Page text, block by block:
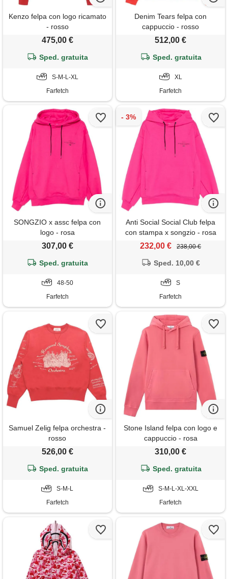
Kenzo felpa con logo ricamato
- rosso
475,00 €
Sped. gratuita
S-M-L-XL
Farfetch
Denim Tears felpa con
cappuccio - rosso
512,00 €
Sped. gratuita
XL
Farfetch
SONGZIO x assc felpa con
logo - rosa
307,00 €
Sped. gratuita
48-50
Farfetch
Anti Social Social Club felpa
con stampa x songzio - rosa
232,00 € 238,00 €
Sped. 10,00 €
S
Farfetch
Samuel Zelig felpa orchestra -
rosso
526,00 €
Sped. gratuita
S-M-L
Farfetch
Stone Island felpa con logo e
cappuccio - rosa
310,00 €
Sped. gratuita
S-M-L-XL-XXL
Farfetch